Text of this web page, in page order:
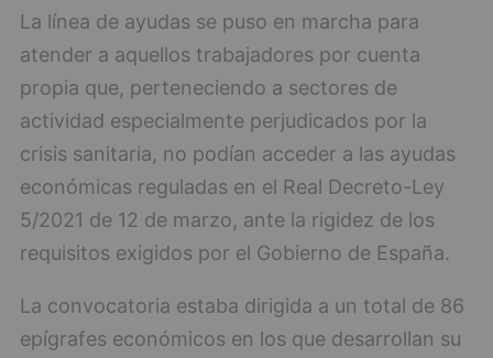
La línea de ayudas se puso en marcha para
atender a aquellos trabajadores por cuenta
propia que, perteneciendo a sectores de
actividad especialmente perjudicados por la
crisis sanitaria, no podían acceder a las ayudas
económicas reguladas en el Real Decreto-Ley
5/2021 de 12 de marzo, ante la rigidez de los
requisitos exigidos por el Gobierno de España.
La convocatoria estaba dirigida a un total de 86
epígrafes económicos en los que desarrollan su